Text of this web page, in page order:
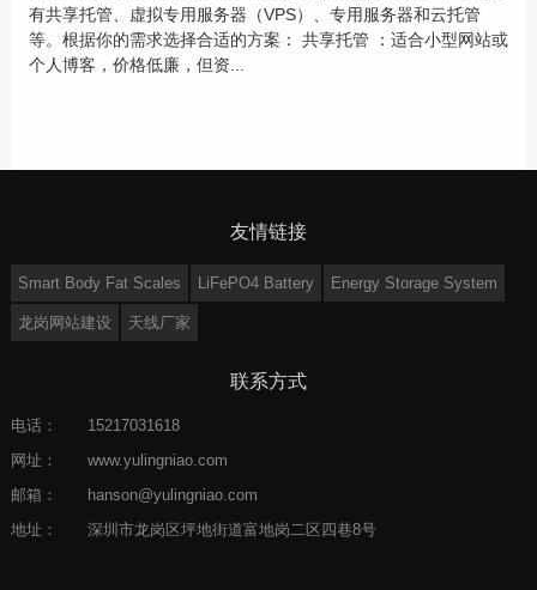
有共享托管、虚拟专用服务器（VPS）、专用服务器和云托管
等。根据你的需求选择合适的方案： 共享托管 ：适合小型网站或
个人博客，价格低廉，但资...
友情链接
Smart Body Fat Scales LiFePO4 Battery Energy Storage System
龙岗网站建设 天线厂家
联系方式
电话：
15217031618
网址：
www.yulingniao.com
邮箱：
hanson@yulingniao.com
地址：
深圳市龙岗区坪地街道富地岗二区四巷8号